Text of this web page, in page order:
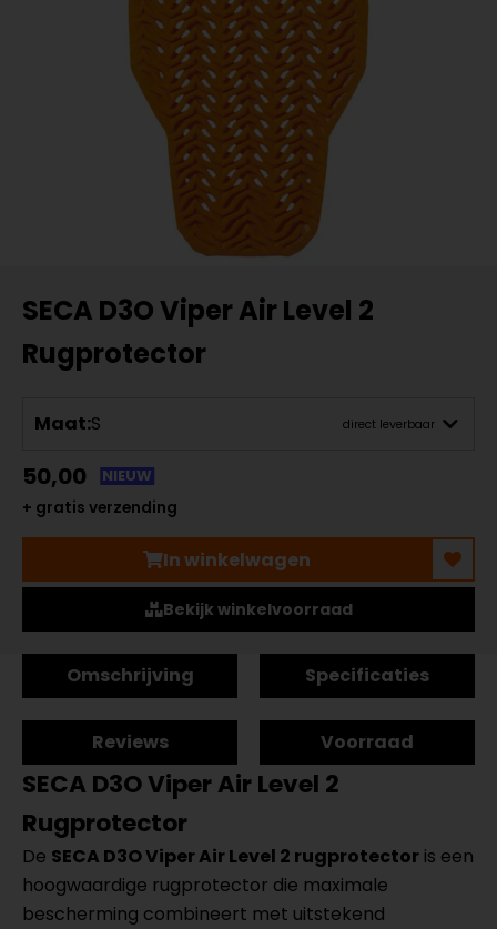
SECA D3O Viper Air Level 2
Rugprotector
Maat:S direct leverbaar
50,00
NIEUW
+ gratis verzending
In winkelwagen
Bekijk winkelvoorraad
Omschrijving Specificaties
Reviews Voorraad
SECA D3O Viper Air Level 2
Rugprotector
De SECA D3O Viper Air Level 2 rugprotector is een
hoogwaardige rugprotector die maximale
bescherming combineert met uitstekend